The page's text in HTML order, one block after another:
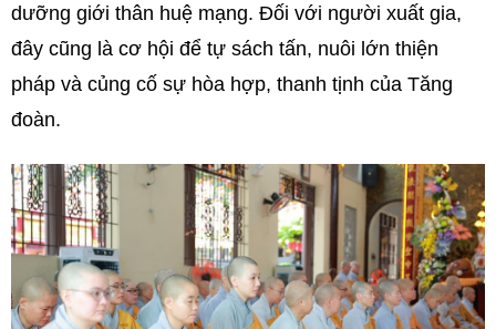
dưỡng giới thân huệ mạng. Đối với người xuất gia,
đây cũng là cơ hội để tự sách tấn, nuôi lớn thiện
pháp và củng cố sự hòa hợp, thanh tịnh của Tăng
đoàn.